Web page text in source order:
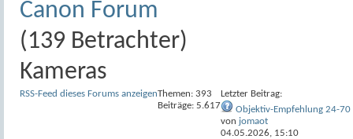
Canon Forum
(139 Betrachter)
Kameras
RSS-Feed dieses Forums anzeigenThemen: 393
Beiträge: 5.617
Letzter Beitrag:
Objektiv-Empfehlung 24-
von jomaot
04.05.2026, 15:10